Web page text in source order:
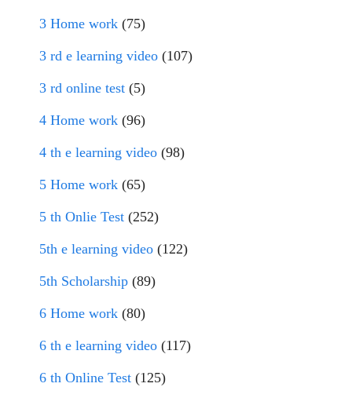
3 Home work (75)
3 rd e learning video (107)
3 rd online test (5)
4 Home work (96)
4 th e learning video (98)
5 Home work (65)
5 th Onlie Test (252)
5th e learning video (122)
5th Scholarship (89)
6 Home work (80)
6 th e learning video (117)
6 th Online Test (125)